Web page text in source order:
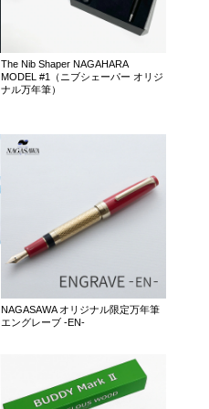
The Nib Shaper NAGAHARA
MODEL #1（ニブシェーパー オリジ
ナル万年筆）
NAGASAWA オリジナル限定万年筆
エングレーブ -EN-